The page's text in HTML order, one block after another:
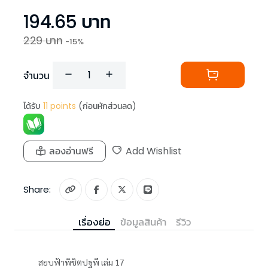
194.65 บาท
229บาท -15%
จำนวน
ได้รับ 11 points (ก่อนหักส่วนลด)
ลองอ่านฟรี Add Wishlist
Share:
เรื่องย่อ ข้อมูลสินค้า รีวิว
สยบฟ้าพิชิตปฐพี เล่ม 17